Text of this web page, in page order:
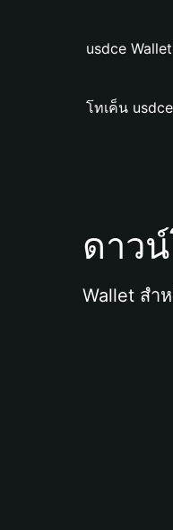
usdce
โทเค็น
ดาว
Wallet สำ